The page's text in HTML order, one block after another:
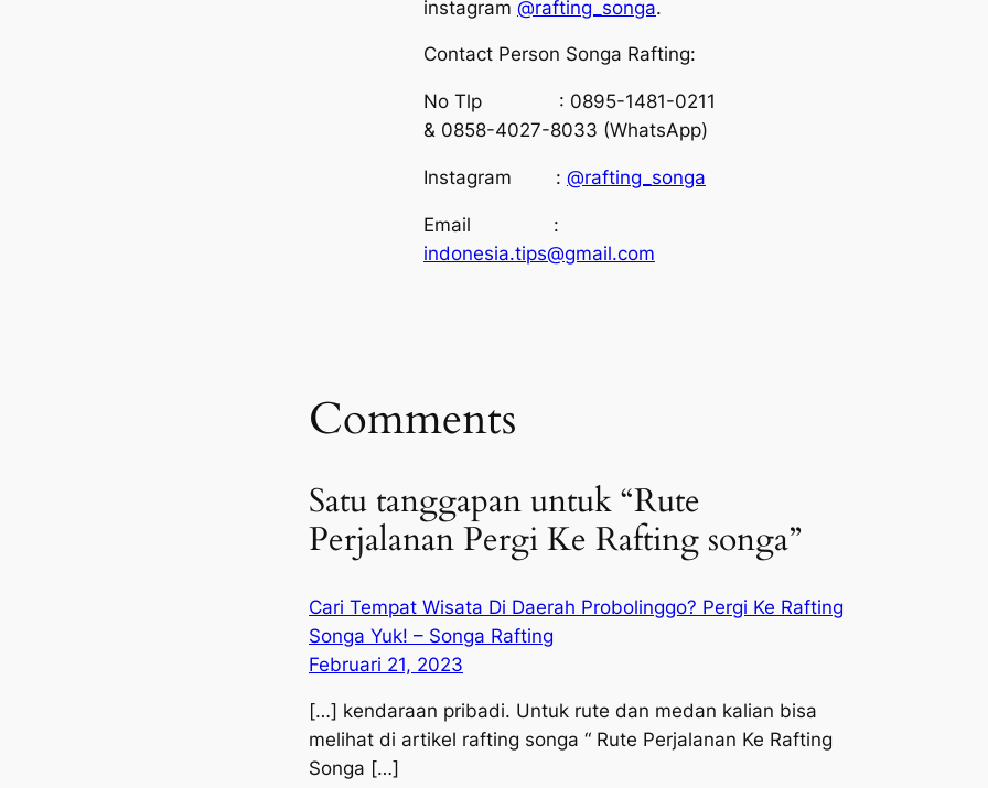
instagram @rafting_songa.
Contact Person Songa Rafting:
No Tlp : 0895-1481-0211
& 0858-4027-8033 (WhatsApp)
Instagram : @rafting_songa
Email :
indonesia.tips@gmail.com
Comments
Satu tanggapan untuk “Rute
Perjalanan Pergi Ke Rafting songa”
Cari Tempat Wisata Di Daerah Probolinggo? Pergi Ke Rafting
Songa Yuk! – Songa Rafting
Februari 21, 2023
[…] kendaraan pribadi. Untuk rute dan medan kalian bisa
melihat di artikel rafting songa “ Rute Perjalanan Ke Rafting
Songa […]